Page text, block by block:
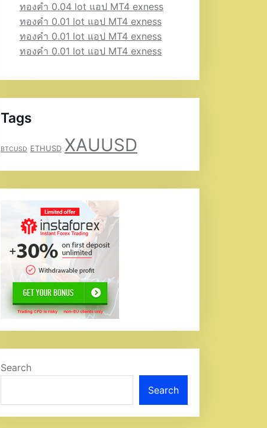
ทองคำ 0.04 lot แอป MT4 exness
ทองคำ 0.01 lot แอป MT4 exness
ทองคำ 0.01 lot แอป MT4 exness
ทองคำ 0.01 lot แอป MT4 exness
Tags
BTCUSD ETHUSD XAUUSD
Search
Search